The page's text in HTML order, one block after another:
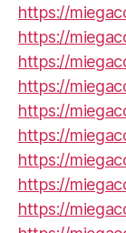
https://
https://
https://
https://
https://
https://
https://
https://
https://